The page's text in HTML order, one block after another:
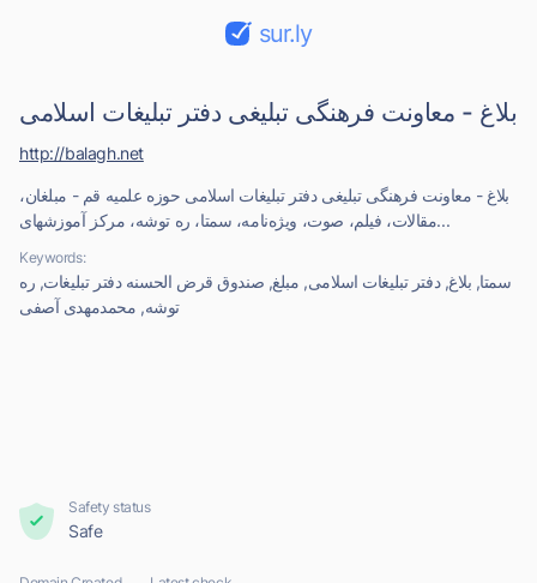
sur.ly
بلاغ - معاونت فرهنگی تبلیغی دفتر تبلیغات اسلامی
بلاغ - معاونت فرهنگی تبلیغی دفتر تبلیغات اسلامی حوزه علمیه قم - مبلغان،
مقالات، فیلم، صوت، ویژه‌نامه، سمتا، ره توشه، مرکز آموزشهای...
Keywords:
سمتا, بلاغ, دفتر تبلیغات اسلامی, مبلغ, صندوق قرض الحسنه دفتر تبلیغات, ره
توشه, محمدمهدی آصفی
http://balagh.net
Safety status
Safe